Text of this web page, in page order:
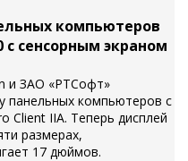
компьютеров
с сенсорным экраном
и ЗАО «РТСофт»
панельных компьютеров с
Client IIA. Теперь дисплей
размерах,
17 дюймов.